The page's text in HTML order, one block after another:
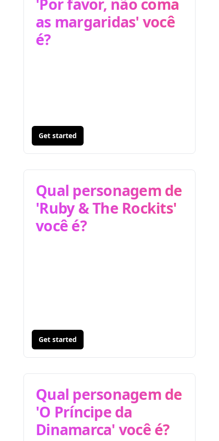
'Por favor, não coma
as margaridas' você
é?
Get started
Qual personagem de
'Ruby & The Rockits'
você é?
Get started
Qual personagem de
'O Príncipe da
Dinamarca' você é?